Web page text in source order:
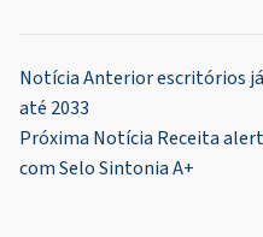
Navegação
de
Post
Notícia Anteriorescritórios
até 2033
Próxima Notícia Receita
com Selo Sintonia A+